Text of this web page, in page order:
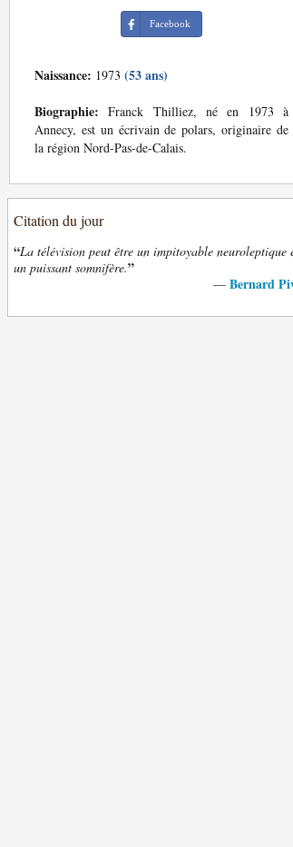
Facebook
Naissance: 1973 (53 ans)
Biographie: Franck Thilliez, né en 1973 à
Annecy, est un écrivain de polars, originaire de
la région Nord-Pas-de-Calais.
Citation du jour
“La télévision peut être un impitoyable neuroleptique
un puissant somnifère.”
— Bernard